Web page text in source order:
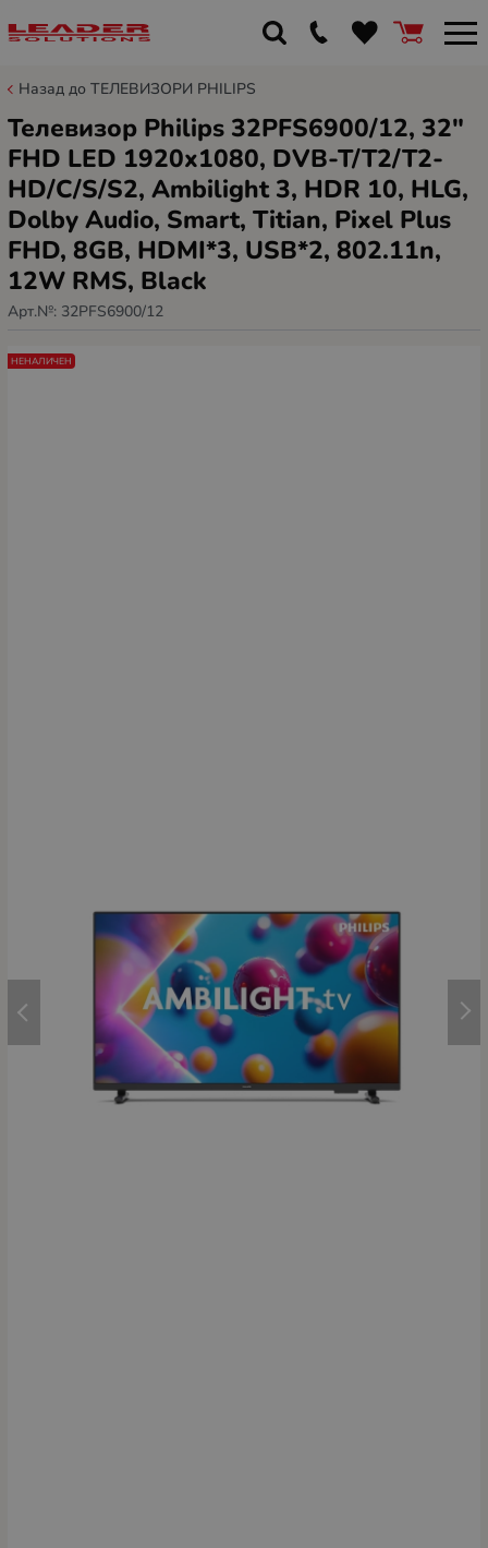
Назад до ТЕЛЕВИЗОРИ PHILIPS
Телевизор Philips 32PFS6900/12, 32"
FHD LED 1920x1080, DVB-T/T2/T2-
HD/C/S/S2, Ambilight 3, HDR 10, HLG,
Dolby Audio, Smart, Titian, Pixel Plus
FHD, 8GB, HDMI*3, USB*2, 802.11n,
12W RMS, Black
Арт.№: 32PFS6900/12
НЕНАЛИЧЕН